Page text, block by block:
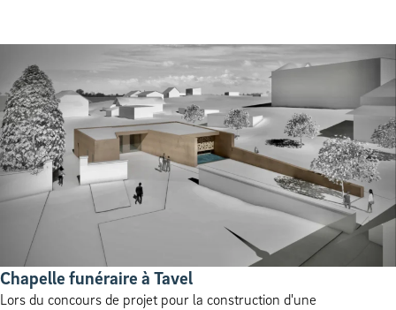
Chapelle funéraire à Tavel
Lors du concours de projet pour la construction d'une